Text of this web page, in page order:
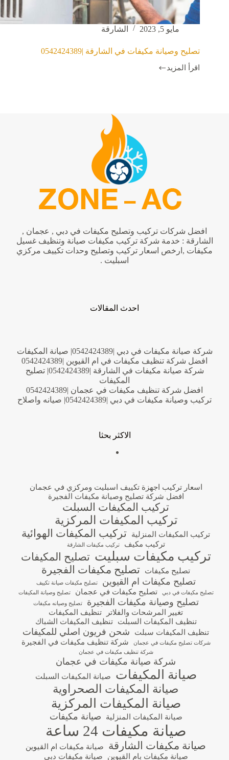
مايو 5, 2023 الشارقة
تصليح وصيانة مكيفات في الشارقة |0542424389
اقرأ المزيد
تصليح
افضل شركات تركيب وتصليح مكيفات في دبي , عجمان ,
الشارقة : خدمة شركة تركيب مكيفات صيانة وتنظيف غسيل
مكيفات ,ارخص اسعار تركيب وتصليح وحدات تكييف مركزي
اسبليت .
احدث المقالات
شركة صيانة مكيفات في دبي |0542424389| صيانة المكيفات
افضل شركة تنظيف مكيفات في ام القيوين |0542424389
شركة صيانة مكيفات في الشارقة |0542424389| تصليح
المكيفات
افضل شركة تنظيف مكيفات في عجمان |0542424389
تركيب وصيانة مكيفات في دبي |0542424389| صيانه واصلاح
الاكثر بحثا
اسعار تركيب اجهزة تكييف اسبليت ومركزي في عجمان
افضل شركة تصليح وصيانة مكيفات الفجيرة
تركيب المكيفات السبلت
تركيب المكيفات المركزية
تركيب المكيفات المنزلية تركيب المكيفات الهوائية
تركيب مكيف تركيب مكيفات الشارقة
تركيب مكيفات سبليت تصليح المكيفات
تصليح مكيفات تصليح مكيفات الفجيرة
تصليح مكيفات ام القيوين
تصليح مكيفات صيانة تكييف
تصليح مكيفات في دبي
تصليح مكيفات في عجمان تصليح وصيانة المكيفات
تصليح وصيانة مكيفات الفجيرة تصليح وصيانه مكيفات
تغيير المرشحات والفلاتر
تنظيف المكيفات
تنظيف المكيفات السبلت
تنظيف المكيفات الشباك
تنظيف المكيفات سبلت
شحن فريون اصلي للمكيفات
شركات تصليح مكيفات في عجمان شركة تنظيف مكيفات في الفجيرة
شركة تنظيف مكيفات في عجمان
شركة صيانة مكيفات في عجمان
صيانة المكيفات صيانة المكيفات السبلت
صيانة المكيفات الصحراوية
صيانة المكيفات المركزية
صيانة المكيفات المنزلية صيانة مكيفات
صيانة مكيفات 24 ساعة
صيانة مكيفات الشارقة
صيانة مكيفات ام القيوين
صيانة مكيفات بام القيوين
صيانة مكيفات دبي